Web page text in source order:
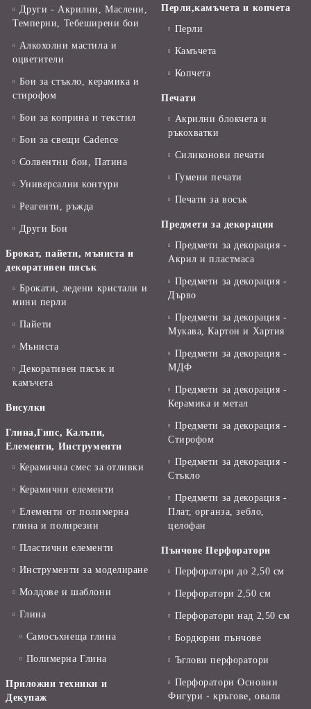
Други - Акрилни, Маслени,
Темперни, Тебеширени бои
Алкохолни мастила и
оцветители
Бои за стъкло, керамика и
стирофом
Бои за коприна и текстил
Бои за свещи Cadence
Солвентни бои, Патина
Универсални контури
Реагенти, ръжда
Други Бои
Брокат, пайети, мъниста и
декоративен пясък
Брокати, ледени кристали и
мини перли
Пайети
Мъниста
Декоративен пясък и
камъчета
Висулки
Глина,Гипс, Калъпи,
Елементи, Инструменти
Керамична смес за отливки
Керамични елементи
Елементи от полимерна
глина и полирезин
Пластични елементи
Инструменти за моделиране
Молдове и шаблони
Глина
Самосъхнеща глина
Полимерна Глина
Приложни техники и
Декупаж
Перли,камъчета и копчета
Перли
Камъчета
Копчета
Печати
Акрилни блокчета и
ръкохватки
Силиконови печати
Гумени печати
Печати за восък
Предмети за декорация
Предмети за декорация -
Акрил и пластмаса
Предмети за декорация -
Дърво
Предмети за декорация -
Мукава, Картон и Хартия
Предмети за декорация -
МДФ
Предмети за декорация -
Керамика и метал
Предмети за декорация -
Стирофом
Предмети за декорация -
Стъкло
Предмети за декорация -
Плат, органза, зебло,
целофан
Пънчове Перфоратори
Перфоратори до 2,50 см
Перфоратори 2,50 см
Перфоратори над 2,50 см
Бордюрни пънчове
Ъглови перфоратори
Перфоратори Основни
Фигури - кръгове, овали